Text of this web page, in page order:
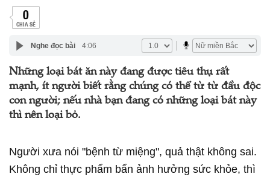
0
CHIA SẺ
Nghe đọc bài 4:06
Những loại bát ăn này đang được tiêu thụ rất
mạnh, ít người biết rằng chúng có thể từ từ đầu độc
con người; nếu nhà bạn đang có những loại bát này
thì nên loại bỏ.
Người xưa nói "bệnh từ miệng", quả thật không sai.
Không chỉ thực phẩm bẩn ảnh hưởng sức khỏe, thì